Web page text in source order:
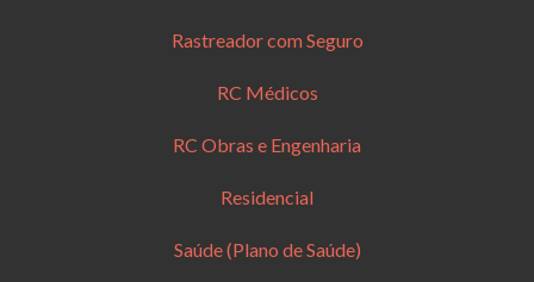
Rastreador com Seguro
RC Médicos
RC Obras e Engenharia
Residencial
Saúde (Plano de Saúde)